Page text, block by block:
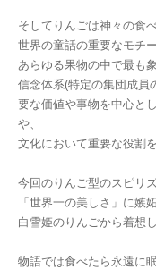
そしてりんごは神々の食
世界の童話の重要なモチ
あらゆる果物の中で最も
信念体系(特定の集団成員
要な価値や事物を中心と
や、
文化において重要な役割
今回のりんご型のスピリ
「世界一の美しさ」に嫉
白雪姫のりんごから着想
物語では食べたら永遠に